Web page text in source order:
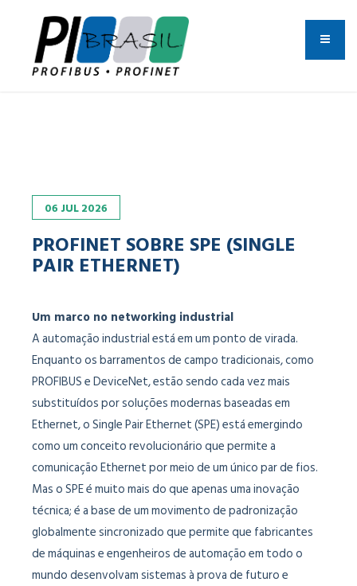
06 JUL2026
PROFINET SOBRE SPE (SINGLE
PAIR ETHERNET)
Um marco no networking industrial
A automação industrial está em um ponto de virada.
Enquanto os barramentos de campo tradicionais, como
PROFIBUS e DeviceNet, estão sendo cada vez mais
substituídos por soluções modernas baseadas em
Ethernet, o Single Pair Ethernet (SPE) está emergindo
como um conceito revolucionário que permite a
comunicação Ethernet por meio de um único par de fios.
Mas o SPE é muito mais do que apenas uma inovação
técnica; é a base de um movimento de padronização
globalmente sincronizado que permite que fabricantes
de máquinas e engenheiros de automação em todo o
mundo desenvolvam sistemas à prova de futuro e